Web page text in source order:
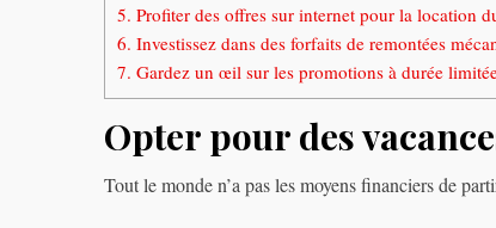
5. Profiter des offres sur internet pour la location
6. Investissez dans des forfaits de remontées
7. Gardez un œil sur les promotions à durée
Opter pour des
Tout le monde n’a pas les moyens financiers de